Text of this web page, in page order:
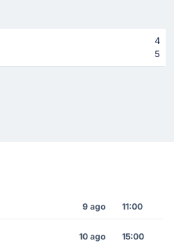
4
5
9 ago 11:00
10 ago 15:00